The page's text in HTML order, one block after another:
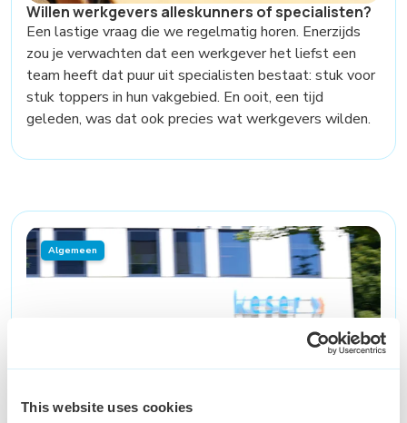
This website uses cookies
Willen werkgevers alleskunners of specialisten?
Een lastige vraag die we regelmatig horen. Enerzijds
zou je verwachten dat een werkgever het liefst een
team heeft dat puur uit specialisten bestaat: stuk voor
stuk toppers in hun vakgebied. En ooit, een tijd
geleden, was dat ook precies wat werkgevers wilden.
Algemeen